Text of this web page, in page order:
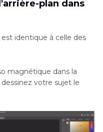
plan dans
identique à celle des
magnétique dans la
votre sujet le